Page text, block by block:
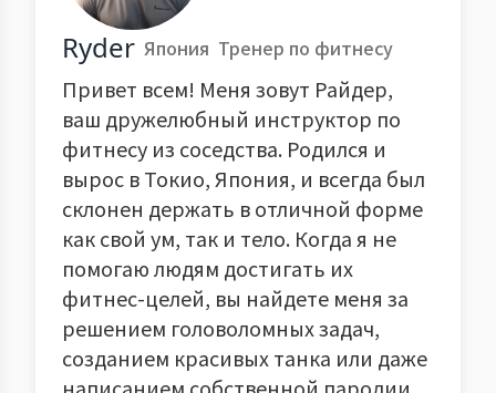
Ryder Япония Тренер по фитнесу
Привет всем! Меня зовут Райдер,
ваш дружелюбный инструктор по
фитнесу из соседства. Родился и
вырос в Токио, Япония, и всегда был
склонен держать в отличной форме
как свой ум, так и тело. Когда я не
помогаю людям достигать их
фитнес-целей, вы найдете меня за
решением головоломных задач,
созданием красивых танка или даже